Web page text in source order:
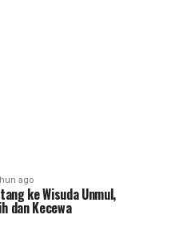
ago
ke Wisuda Unmul,
dan Kecewa